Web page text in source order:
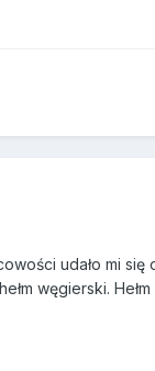
udało mi się
węgierski.